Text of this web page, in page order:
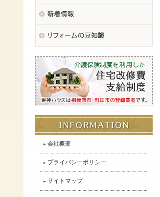
会社概要
プライバシーポリシー
サイトマップ